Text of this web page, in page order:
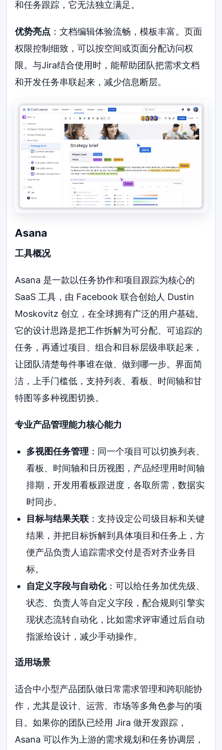
和任务跟踪，它无法独立满足。
优势亮点 ：文档编辑体验流畅，模板丰富。页面
权限控制细致，可以按空间或页面分配访问权
限。与Jira结合使用时，能帮助团队把需求文档
和开发任务串联起来，减少信息断层。
Asana
工具概况
Asana 是一款以任务协作和项目跟踪为核心的
SaaS 工具，由 Facebook 联合创始人 Dustin
Moskovitz 创立，在全球拥有广泛的用户基础。
它的设计思路是把工作拆解为可分配、可追踪的
任务，再通过项目、组合和目标层级串联起来，
让团队清楚每件事谁在做、做到哪一步。界面简
洁，上手门槛低，支持列表、看板、时间轴和甘
特图等多种视图切换。
专业产品管理能力核心能力
多视图任务管理 ：同一个项目可以切换列表、
看板、时间轴和日历视图，产品经理用时间轴
排期，开发用看板跟进度，各取所需，数据实
时同步。
目标与结果关联：支持设定公司级目标和关键
结果，并把目标拆解到具体项目和任务上，方
便产品负责人追踪需求交付是否对齐业务目
标。
自定义字段与自动化：可以给任务加优先级、
状态、负责人等自定义字段，配合规则引擎实
现状态流转自动化，比如需求评审通过后自动
指派给设计，减少手动操作。
适用场景
适合中小型产品团队做日常需求管理和跨职能协
作，尤其是设计、运营、市场等多角色参与的项
目。如果你的团队已经用 Jira 做开发跟踪，
Asana 可以作为上游的需求规划和任务协调层，